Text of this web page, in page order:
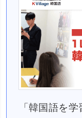
「韓国語を